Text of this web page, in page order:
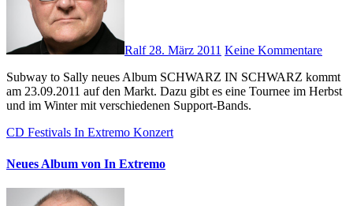
Ralf28. März 2011 Keine Kommentare
Subway to Sally neues Album SCHWARZ IN SCHWARZ kommt
am 23.09.2011 auf den Markt. Dazu gibt es eine Tournee im Herbst
und im Winter mit verschiedenen Support-Bands.
CD Festivals In Extremo Konzert
Neues Album von In Extremo